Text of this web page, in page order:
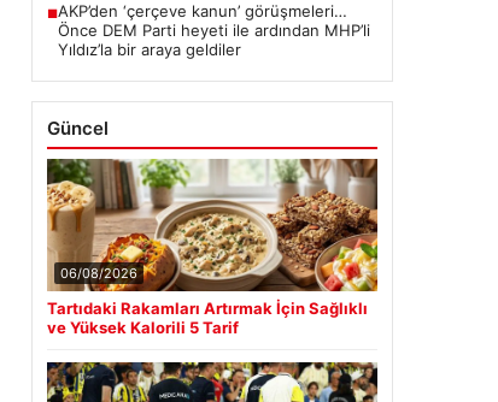
■AKP’den ‘çerçeve kanun’ görüşmeleri…
Önce DEM Parti heyeti ile ardından MHP’li
Yıldız’la bir araya geldiler
Güncel
06/08/2026
Tartıdaki Rakamları Artırmak İçin Sağlıklı
ve Yüksek Kalorili 5 Tarif